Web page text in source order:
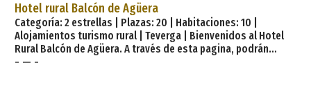
agrícolas. Ha sido totalmente habilitada con materiales de
primera calidad —piedra, madera de castaño y
Hotel rural Balcón de Agüera
Categoría: 2 estrellas | Plazas: 20 | Habitaciones: 10 |
Alojamientos turismo rural | Teverga | Bienvenidos al Hotel
Rural Balcón de Agüera. A través de esta pagina, podrán
conocer nuestro Hotel, así como su increíble entorno natural
- — -